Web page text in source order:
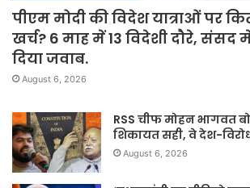
पीएम मोदी की विदेश यात्राओं पर
खर्च? 6 माह में 13 विदेशी दौरे, संसद
दिया जवाब.
August 6, 2026
RSS चीफ मोहन भागवत
शिकायत सही, वे देश-
August 6, 2026